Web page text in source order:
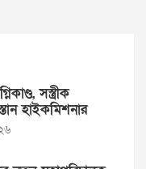
সস্ত্রীক
হাইকমিশনার